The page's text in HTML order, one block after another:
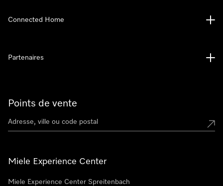
Points de vente
Miele Experience Center
Miele Experience Center Spreitenbach
Connected Home
Partenaires